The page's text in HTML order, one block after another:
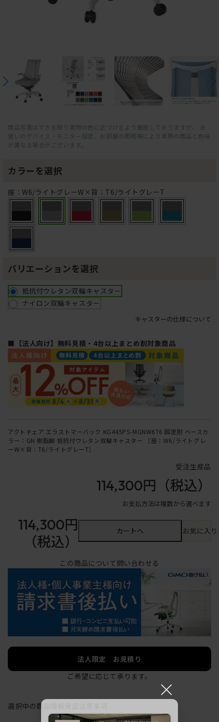
商品写真はできる限り実物の色に近づけるよう徹底しておりますが、 お
使いのデバイス・モニター設定、お部屋の照明等により実際の商品と色味
が異なる場合がございます。
カラーを選択
座：W6/ライトグレーW×背：T6/ライトグレーT
バリエーションを選択
抵抗付ウレタン双輪キャスター
ナイロン双輪キャスター
キャスターの仕様について
■【法人向け】無料見積・4台以上まとめ割対象商品
アクトチェア エラストマーバック KG445PS-MGNW6T6 固定肘 ベースカ
ラー：GN 樹脂脚 抵抗付ウレタン双輪キャスター ［座：W6/ライトグレ
ーW×背：T6/ライトグレーT］
受注生産品
114,300円 （税込）
お支払方法は複数から選べます
114,300円
（税込）
カートへ お気に入
この商品について問い合わせる
法人限定 お見積り
ご希望に応じて承ります。
選択中の商品情報
×